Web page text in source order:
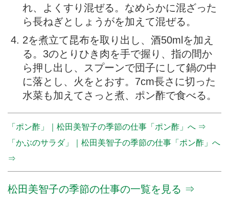
れ、よくすり混ぜる。なめらかに混ざった
ら長ねぎとしょうがを加えて混ぜる。
2を煮立て昆布を取り出し、酒50mlを加え
る。3のとりひき肉を手で握り、指の間か
ら押し出し、スプーンで団子にして鍋の中
に落とし、火をとおす。7cm長さに切った
水菜も加えてさっと煮、ポン酢で食べる。
「ポン酢」｜松田美智子の季節の仕事「ポン酢」へ ⇒
「かぶのサラダ」｜松田美智子の季節の仕事「ポン酢」へ
⇒
松田美智子の季節の仕事の一覧を見る ⇒